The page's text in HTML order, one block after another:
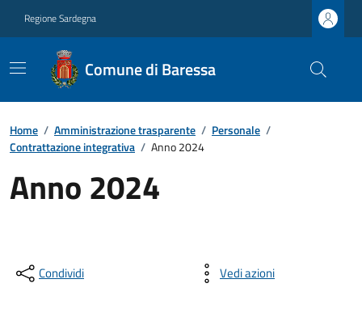
Regione Sardegna
Comune di Baressa
Home / Amministrazione trasparente / Personale /
Contrattazione integrativa / Anno 2024
Anno 2024
Condividi Vedi azioni